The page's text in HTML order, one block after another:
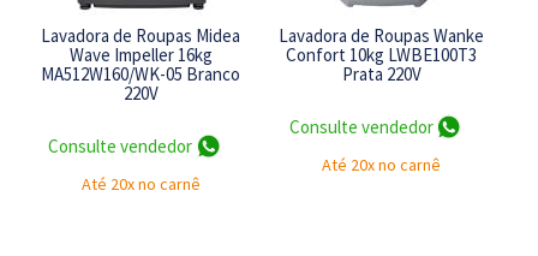
Lavadora de Roupas Midea
Wave Impeller 16kg
MA512W160/WK-05 Branco
220V
Consulte vendedor
Até 20x no carnê
Lavadora de Roupas Wanke
Confort 10kg LWBE100T3
Prata 220V
Consulte vendedor
Até 20x no carnê